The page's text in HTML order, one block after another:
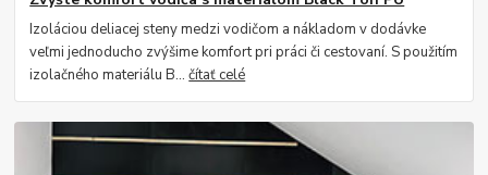
Izoláciou deliacej steny medzi vodičom a nákladom v dodávke
veľmi jednoducho zvýšime komfort pri práci či cestovaní. S použitím
izolačného materiálu B...čítať celé